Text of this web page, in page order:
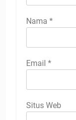
Nama *
Email *
Situs Web